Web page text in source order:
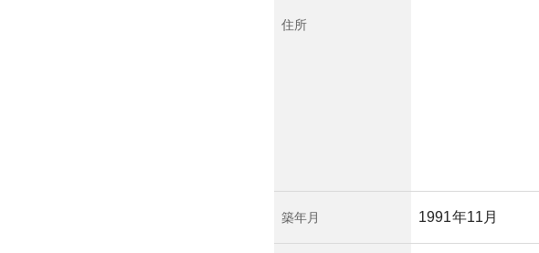
住所
築年月 1991年11月